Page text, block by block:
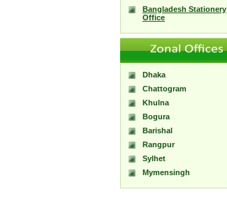
Bangladesh Stationery
Office
Dhaka
Chattogram
Khulna
Bogura
Barishal
Rangpur
Sylhet
Mymensingh